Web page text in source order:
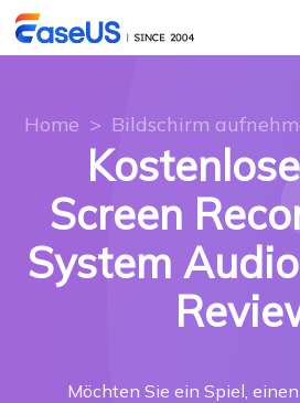
Home > Bildschirm
Screen
System
Möchten Sie ein Spiel,